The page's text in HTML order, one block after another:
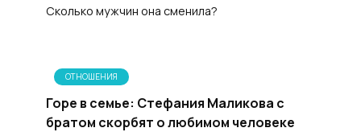
Сколько мужчин она сменила?
ОТНОШЕНИЯ
Горе в семье: Стефания Маликова с
братом скорбят о любимом человеке